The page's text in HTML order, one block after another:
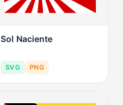
Sol Naciente
SVG PNG